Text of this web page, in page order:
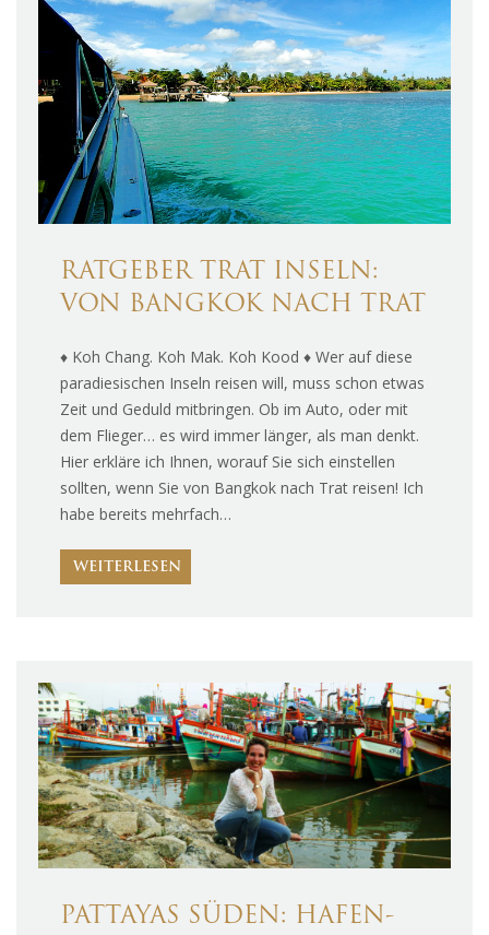
RATGEBER TRAT INSELN:
VON BANGKOK NACH TRAT
♦ Koh Chang. Koh Mak. Koh Kood ♦ Wer auf diese
paradiesischen Inseln reisen will, muss schon etwas
Zeit und Geduld mitbringen. Ob im Auto, oder mit
dem Flieger… es wird immer länger, als man denkt.
Hier erkläre ich Ihnen, worauf Sie sich einstellen
sollten, wenn Sie von Bangkok nach Trat reisen! Ich
habe bereits mehrfach…
WEITERLESEN
PATTAYAS SÜDEN: HAFEN-